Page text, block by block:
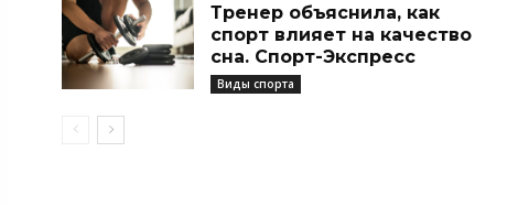
Тренер объяснила, как
спорт влияет на качество
сна. Спорт-Экспресс
Виды спорта